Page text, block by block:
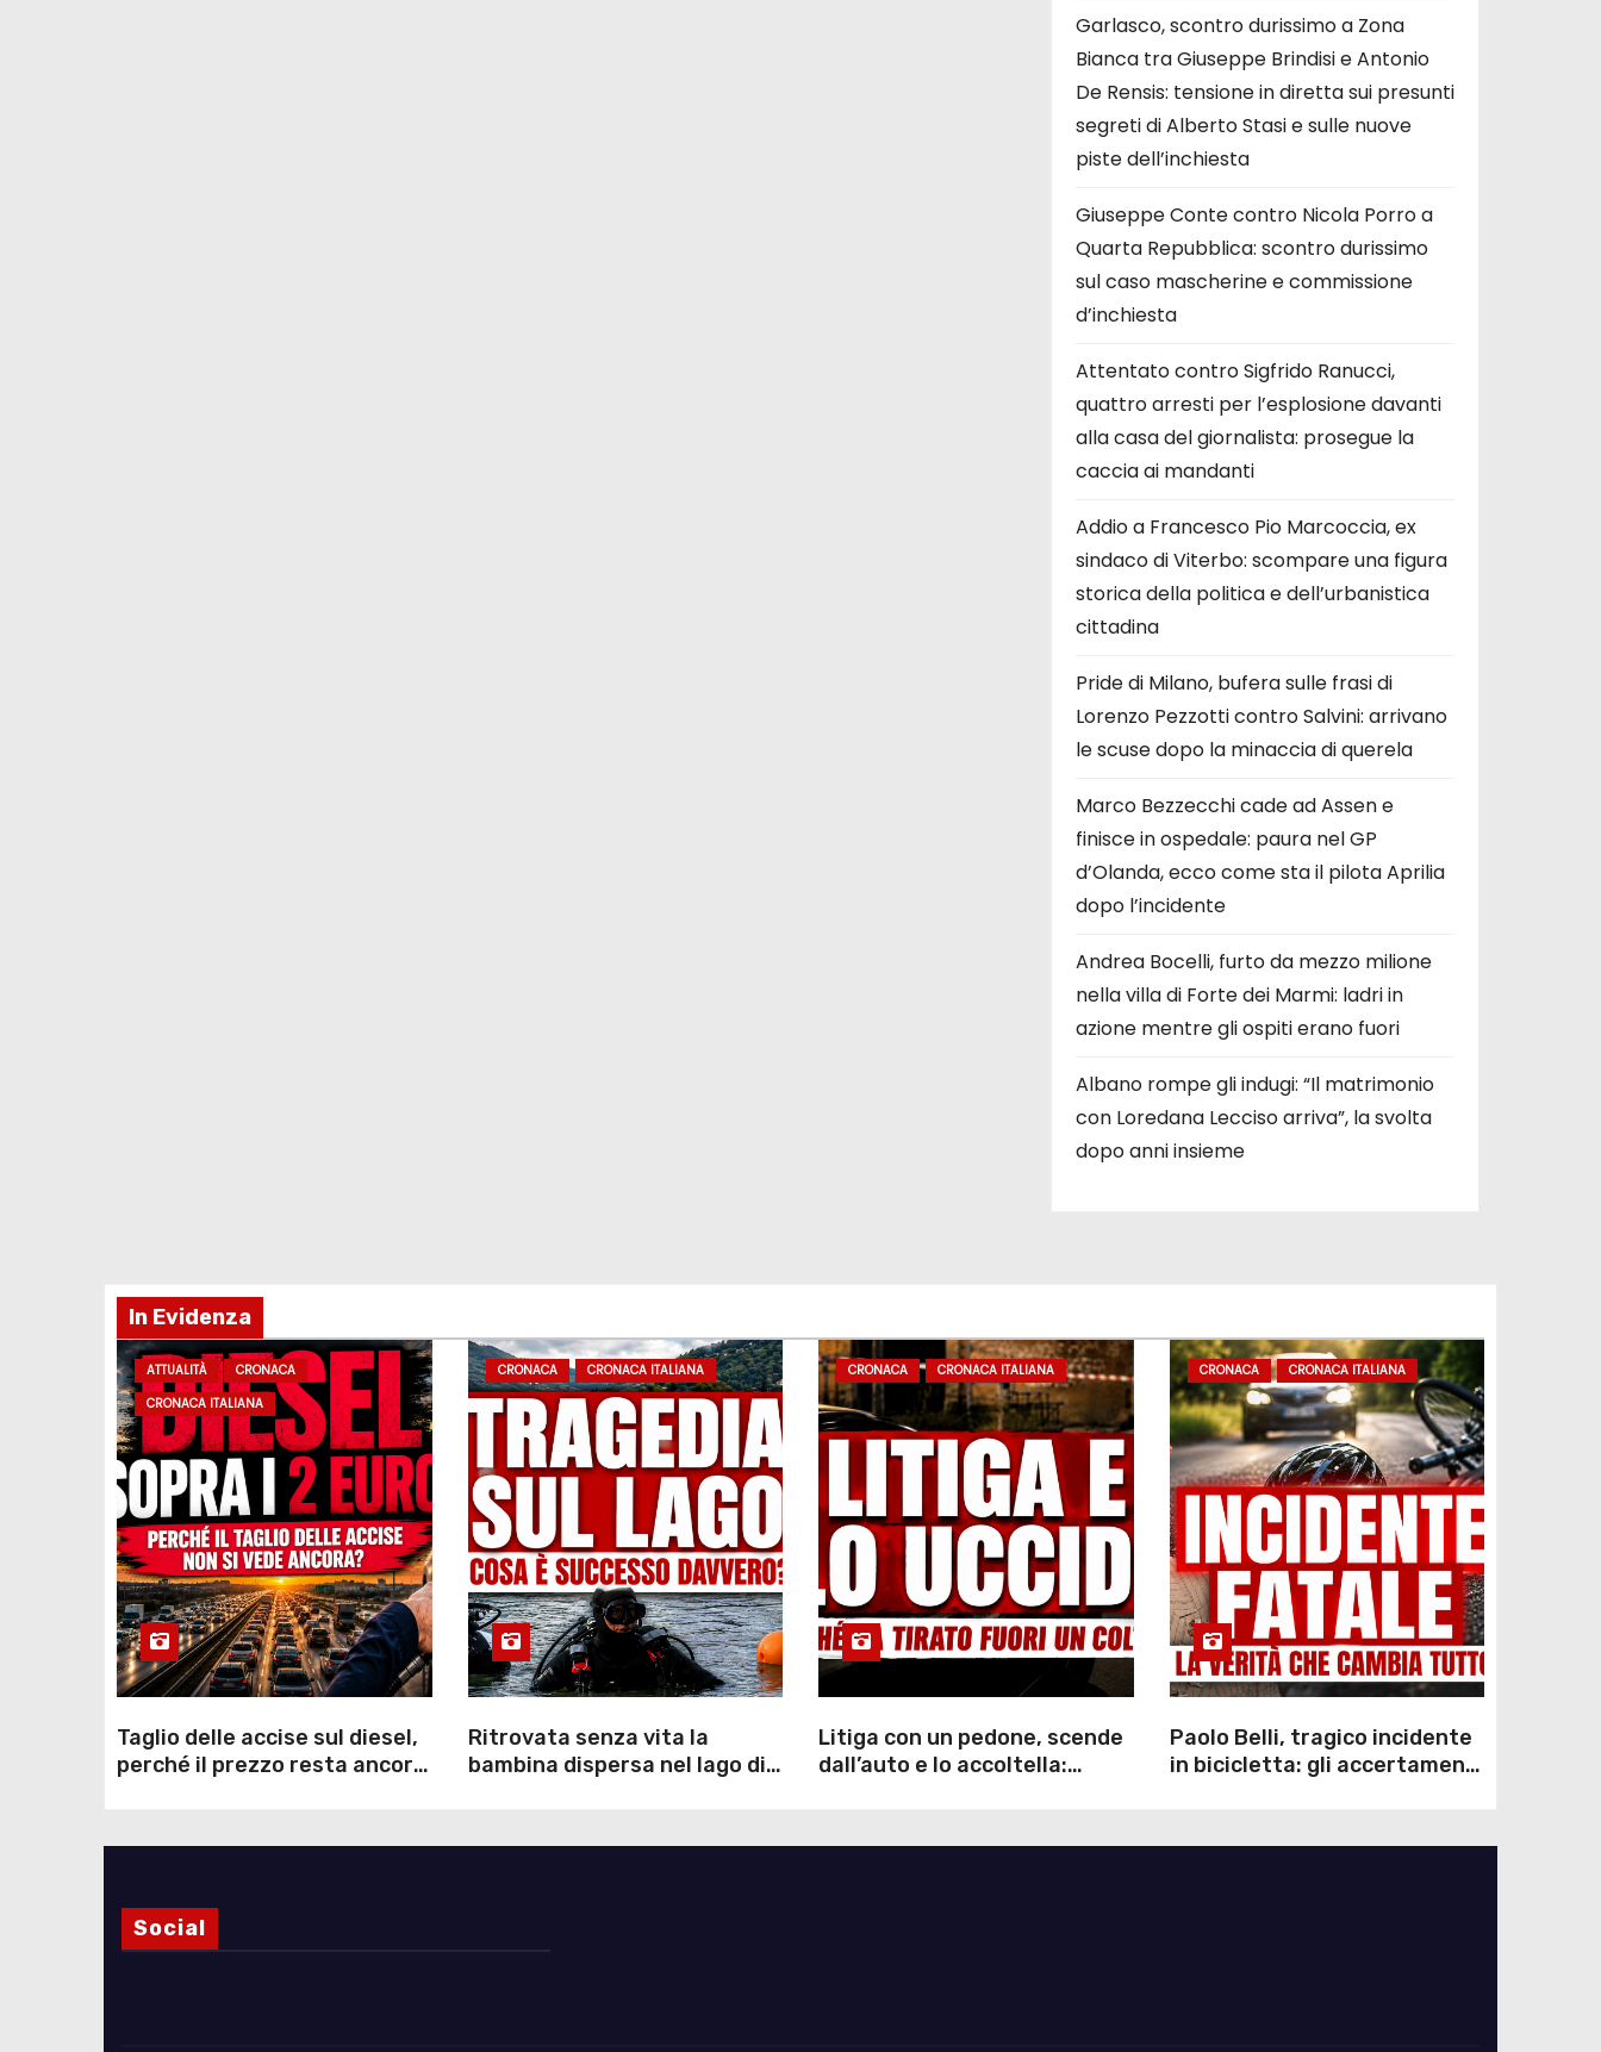
Garlasco, scontro durissimo a Zona
Bianca tra Giuseppe Brindisi e Antonio
De Rensis: tensione in diretta sui presunti
segreti di Alberto Stasi e sulle nuove
piste dell’inchiesta
Giuseppe Conte contro Nicola Porro a
Quarta Repubblica: scontro durissimo
sul caso mascherine e commissione
d’inchiesta
Attentato contro Sigfrido Ranucci,
quattro arresti per l’esplosione davanti
alla casa del giornalista: prosegue la
caccia ai mandanti
Addio a Francesco Pio Marcoccia, ex
sindaco di Viterbo: scompare una figura
storica della politica e dell’urbanistica
cittadina
Pride di Milano, bufera sulle frasi di
Lorenzo Pezzotti contro Salvini: arrivano
le scuse dopo la minaccia di querela
Marco Bezzecchi cade ad Assen e
finisce in ospedale: paura nel GP
d’Olanda, ecco come sta il pilota Aprilia
dopo l’incidente
Andrea Bocelli, furto da mezzo milione
nella villa di Forte dei Marmi: ladri in
azione mentre gli ospiti erano fuori
Albano rompe gli indugi: “Il matrimonio
con Loredana Lecciso arriva”, la svolta
dopo anni insieme
In Evidenza
ATTUALITÀ
CRONACA
CRONACA ITALIANA
Taglio delle accise sul diesel,
perché il prezzo resta ancora
CRONACA CRONACA ITALIANA
Ritrovata senza vita la
bambina dispersa nel lago di
CRONACA CRONACA ITALIANA
Litiga con un pedone, scende
dall’auto e lo accoltella:
CRONACA CRONACA ITALIANA
Paolo Belli, tragico incidente
in bicicletta: gli accertamenti
chiarire
Social